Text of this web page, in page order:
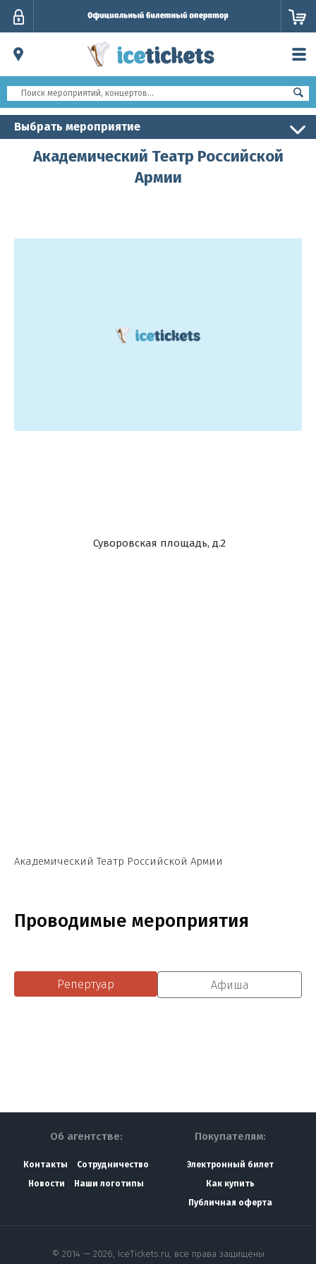
Выбрать мероприятие
Академический Театр Российской
Армии
Суворовская площадь, д.2
Академический Театр Российской Армии
Проводимые мероприятия
Репертуар Афиша
Об агентстве:
Контакты
Сотрудничество
Новости
Наши логотипы
Покупателям:
Электронный билет
Как купить
Публичная оферта
© 2014 — 2026, IceTickets.ru, все права защищены